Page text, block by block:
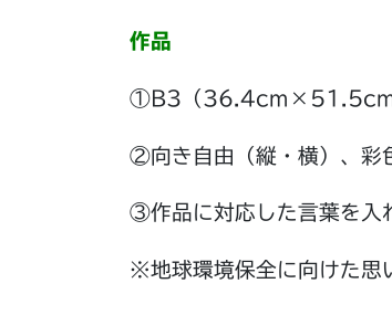
作品
①B3（36.4cm×51.5cm
②向き自由（縦・横）、彩
③作品に対応した言葉を入
※地球環境保全に向けた思